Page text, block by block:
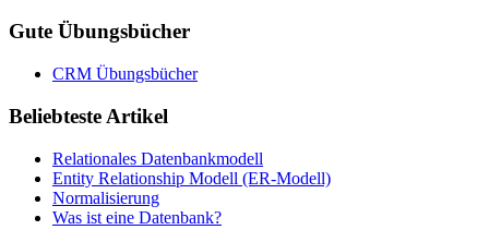
Gute Übungsbücher
CRM Übungsbücher
Beliebteste Artikel
Relationales Datenbankmodell
Entity Relationship Modell (ER-Modell)
Normalisierung
Was ist eine Datenbank?